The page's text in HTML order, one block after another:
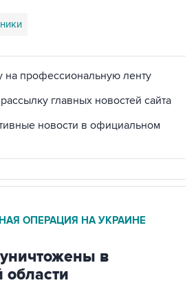
на профессиональную ленту
главных новостей сайта
новости в официальном
ОПЕРАЦИЯ НА УКРАИНЕ
в